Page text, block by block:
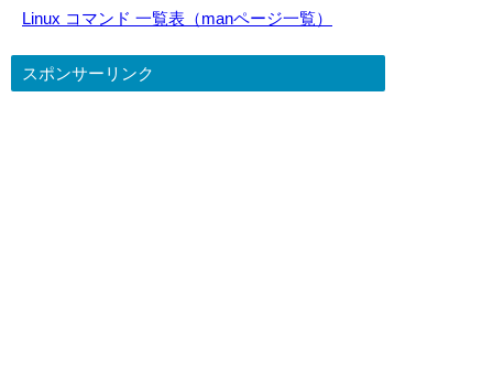
Linux コマンド 一覧表（manページ一覧）
スポンサーリンク